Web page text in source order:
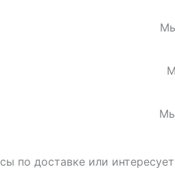
по доставке или